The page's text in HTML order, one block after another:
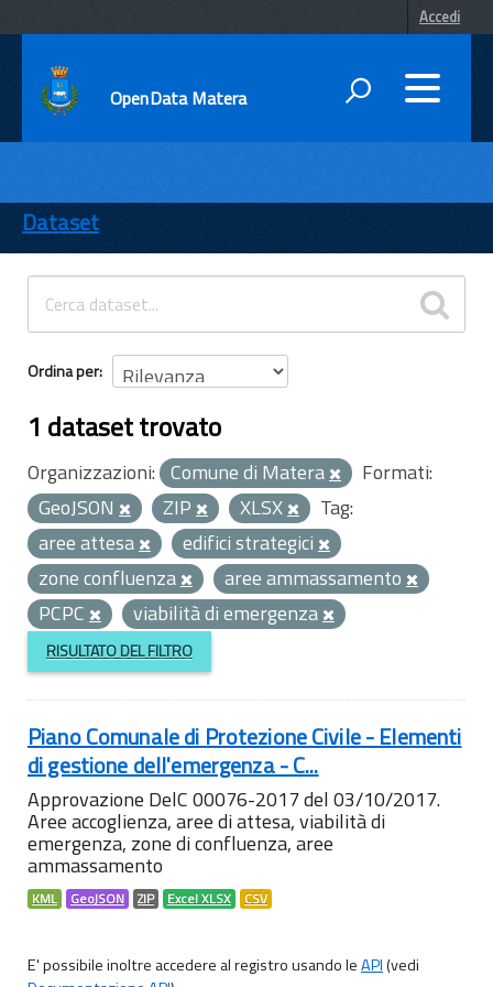
Accedi
OpenData Matera
ENTI
TEMI
INFORMAZIONI
Dataset
Ordina per
1 dataset trovato
Organizzazioni: Comune di Matera
Formati:
GeoJSON
ZIP XLSX
Tag:
aree attesa
edifici strategici
zone confluenza
aree ammassamento
PCPC
viabilità di emergenza
RISULTATO DEL FILTRO
Piano Comunale di Protezione Civile - Elementi
di gestione dell'emergenza - C...
Approvazione DelC 00076-2017 del 03/10/2017.
Aree accoglienza, aree di attesa, viabilità di
emergenza, zone di confluenza, aree
ammassamento
KML GeoJSON ZIP Excel XLSX CSV
E' possibile inoltre accedere al registro usando leAPI(vedi